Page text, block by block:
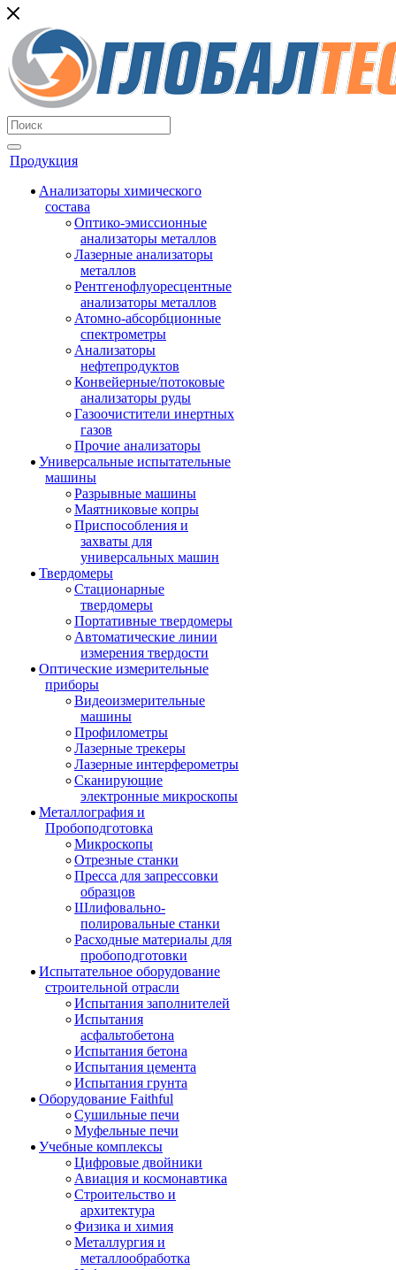
Продукция
Анализаторы химического
состава
Оптико-эмиссионные
анализаторы металлов
Лазерные анализаторы
металлов
Рентгенофлуоресцентные
анализаторы металлов
Атомно-абсорбционные
спектрометры
Анализаторы
нефтепродуктов
Конвейерные/потоковые
анализаторы руды
Газоочистители инертных
газов
Прочие анализаторы
Универсальные испытательные
машины
Разрывные машины
Маятниковые копры
Приспособления и
захваты для
универсальных машин
Твердомеры
Стационарные
твердомеры
Портативные твердомеры
Автоматические линии
измерения твердости
Оптические измерительные
приборы
Видеоизмерительные
машины
Профилометры
Лазерные трекеры
Лазерные интерферометры
Сканирующие
электронные микроскопы
Металлография и
Пробоподготовка
Микроскопы
Отрезные станки
Пресса для запрессовки
образцов
Шлифовально-
полировальные станки
Расходные материалы для
пробоподготовки
Испытательное оборудование
строительной отрасли
Испытания заполнителей
Испытания
асфальтобетона
Испытания бетона
Испытания цемента
Испытания грунта
Оборудование Faithful
Сушильные печи
Муфельные печи
Учебные комплексы
Цифровые двойники
Авиация и космонавтика
Строительство и
архитектура
Физика и химия
Металлургия и
металлообработка